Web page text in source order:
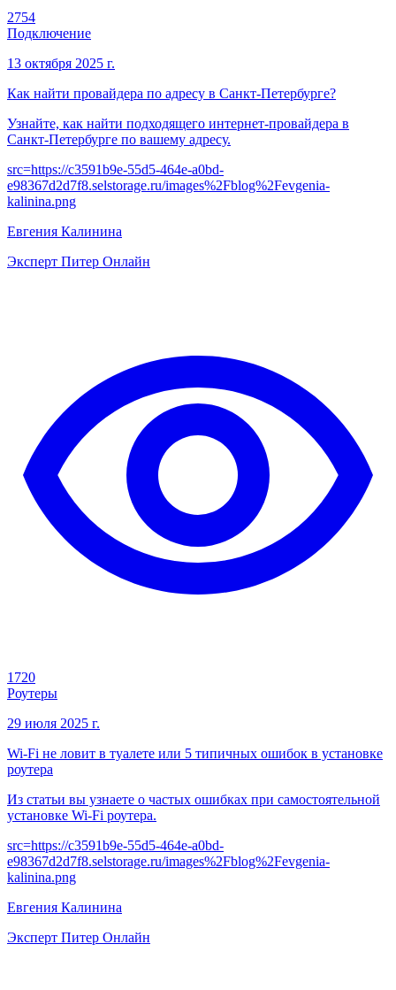
2754
Подключение
13 октября 2025 г.
Как найти провайдера по адресу в Санкт-Петербурге?
Узнайте, как найти подходящего интернет-провайдера в
Санкт-Петербурге по вашему адресу.
src=https://c3591b9e-55d5-464e-a0bd-
e98367d2d7f8.selstorage.ru/images%2Fblog%2Fevgenia-
kalinina.png
Евгения Калинина
Эксперт Питер Онлайн
1720
Роутеры
29 июля 2025 г.
Wi-Fi не ловит в туалете или 5 типичных ошибок в установке
роутера
Из статьи вы узнаете о частых ошибках при самостоятельной
установке Wi-Fi роутера.
src=https://c3591b9e-55d5-464e-a0bd-
e98367d2d7f8.selstorage.ru/images%2Fblog%2Fevgenia-
kalinina.png
Евгения Калинина
Эксперт Питер Онлайн